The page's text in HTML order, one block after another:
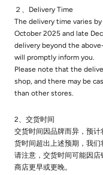
２、Delivery Time
The delivery time varies
October 2025 and late
delivery beyond the
will promptly inform you.
Please note that the
shop, and there may be
than other stores.
2、交货时间
交货时间因品牌而异，预
货时间超出上述预期，我们
请注意，交货时间可能因
商店更早或更晚。